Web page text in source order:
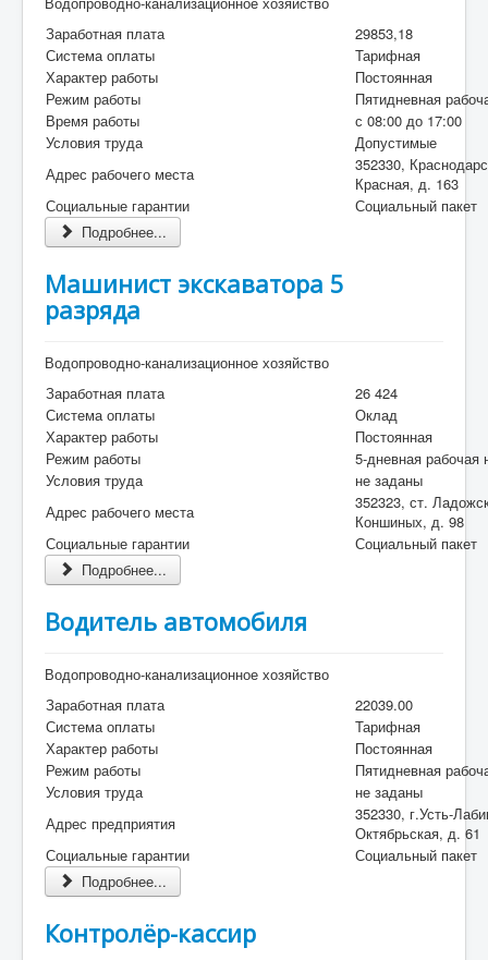
Заработная плата
29853,18
Система оплаты
Тарифная
Характер работы
Постоянная
Режим работы
Пятидневная
Время работы
с 08:00 до 17:00
Условия труда
Допустимые
Адрес рабочего места
352330,
Красная, д. 163
Социальные гарантии
Социальный пакет
Подробнее...
Машинист экскаватора 5
разряда
Водопроводно-канализационное хозяйство
Заработная плата
26 424
Система оплаты
Оклад
Характер работы
Постоянная
Режим работы
5-дневная рабочая
Условия труда
не заданы
Адрес рабочего места
352323, ст.
Коншиных, д. 98
Социальные гарантии
Социальный пакет
Подробнее...
Водитель автомобиля
Водопроводно-канализационное хозяйство
Заработная плата
22039.00
Система оплаты
Тарифная
Характер работы
Постоянная
Режим работы
Пятидневная
Условия труда
не заданы
Адрес предприятия
352330, г.Усть-
Октябрьская, д. 61
Социальные гарантии
Социальный пакет
Подробнее...
Контролёр-кaccир